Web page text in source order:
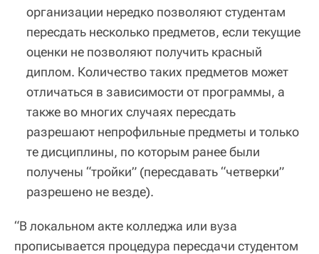
организации нередко позволяют студентам
пересдать несколько предметов, если текущие
оценки не позволяют получить красный
диплом. Количество таких предметов может
отличаться в зависимости от программы, а
также во многих случаях пересдать
разрешают непрофильные предметы и только
те дисциплины, по которым ранее были
получены “тройки” (пересдавать “четверки”
разрешено не везде).
“В локальном акте колледжа или вуза
прописывается процедура пересдачи студентом